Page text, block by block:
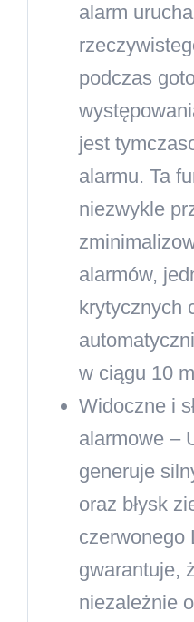
alarm
podczas
jest
alarmu. Ta
niezwykle
alarmów,
krytycznych
w ciągu 10
Widoczne i
alarmowe–
generuje
oraz błysk
czerwonego
gwarantuje,
niezależnie